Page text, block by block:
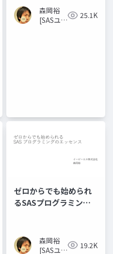
年
森岡裕
[SASユー
25.1K
ゼロからでも始められ
るSASプログラミング
森岡裕
[SASユー
19.2K